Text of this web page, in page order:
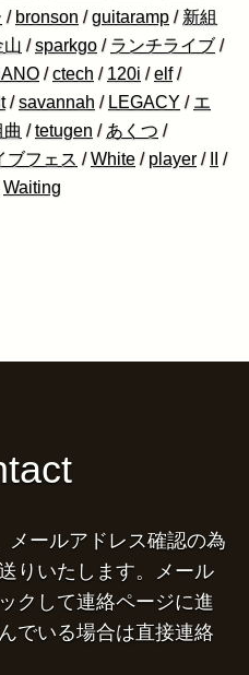
/ bronson /guitaramp / 新組
山 /sparkgo / ランチライブ /
/ctech / 120i /elf /
/savannah / LEGACY / エ
曲 /tetugen / あくつ /
ブフェス /White / player /
/
Waiting
メールアドレス確認の為
りいたします。メール
クして連絡ページに進
でいる場合は直接連絡